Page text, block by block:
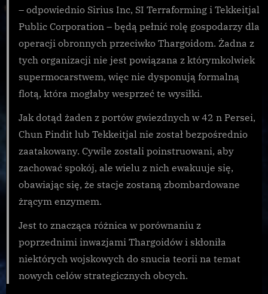
– odpowiednio Sirius Inc, SI Terraforming i Tekkeitjal
Public Corporation – będą pełnić rolę gospodarzy dla
operacji obronnych przeciwko Thargoidom. Żadna z
tych organizacji nie jest powiązana z którymkolwiek
supermocarstwem, więc nie dysponują formalną
flotą, która mogłaby wesprzeć te wysiłki.
Jak dotąd żaden z portów gwiezdnych w 42 n Persei,
Chun Pindit lub Tekkeitjal nie został bezpośrednio
zaatakowany. Cywile zostali poinstruowani, aby
zachować spokój, ale wielu z nich ewakuuje się,
obawiając się, że stacje zostaną zbombardowane
żrącym enzymem.
Jest to znacząca różnica w porównaniu z
poprzednimi inwazjami Thargoidów i skłoniła
niektórych wojskowych do snucia teorii na temat
nowych celów strategicznych obcych.